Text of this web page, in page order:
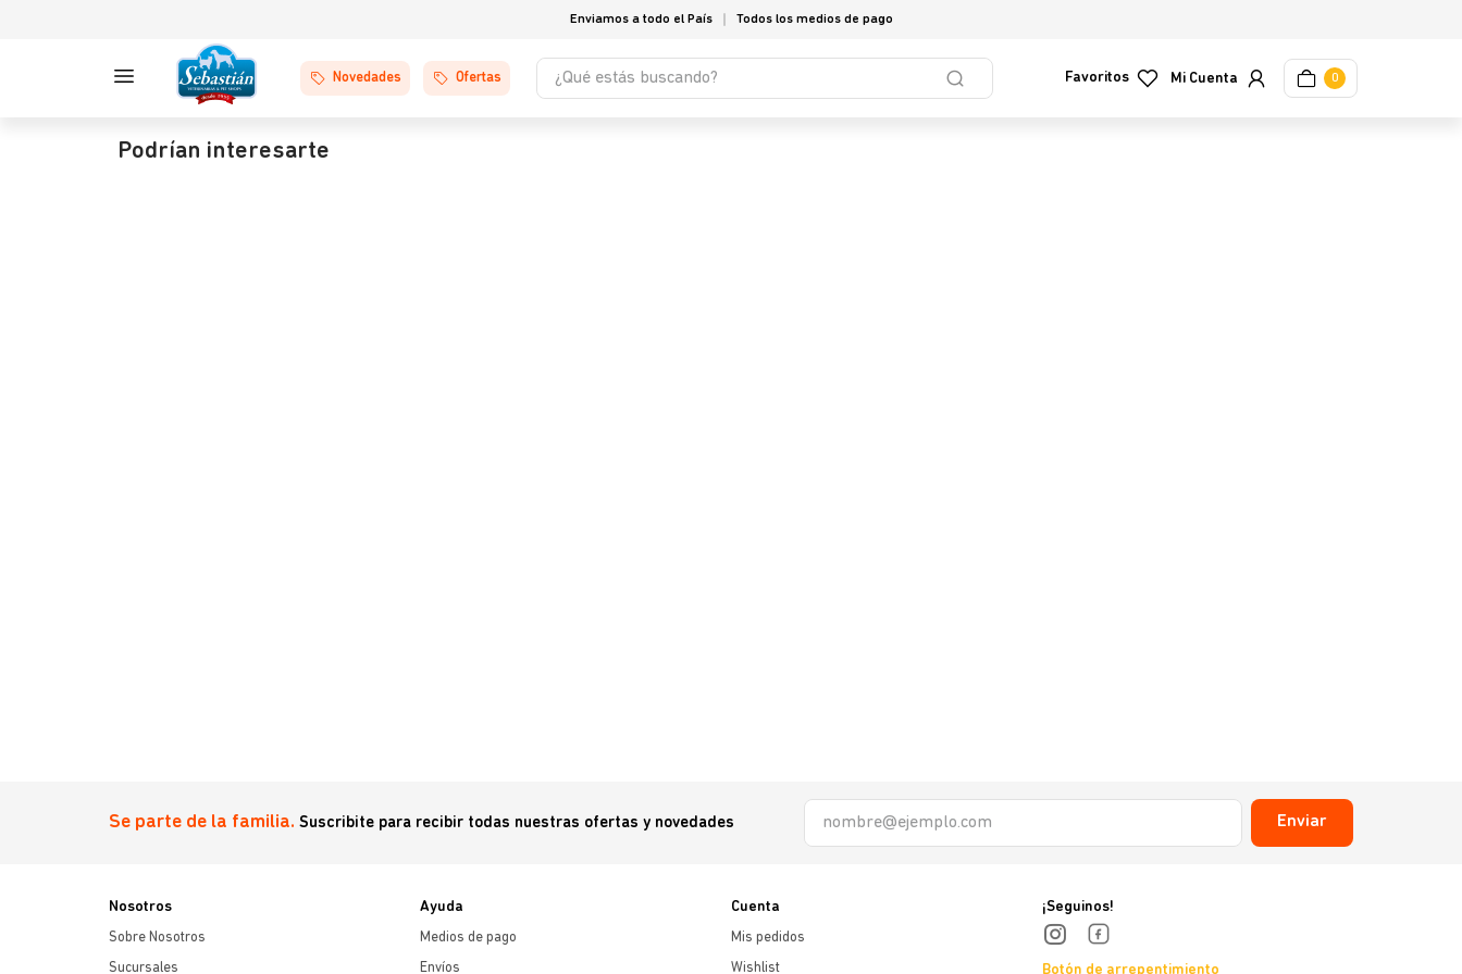
Enviamos a todo el País Todos los medios de pago
Novedades Ofertas
¿Qué estás buscando?
Favoritos 0
Podrían interesarte
Se parte de la familia. Suscribite para recibir todas nuestras ofertas y novedades Enviar
Nosotros
Sobre Nosotros
Sucursales
Ayuda
Medios de pago
Envíos
Cuenta
Mis pedidos
Wishlist
¡Seguinos!
Botón de arrepentimiento